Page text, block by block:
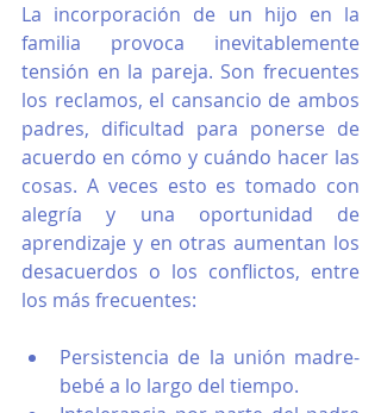
La incorporación de un hijo en la
familia provoca inevitablemente
tensión en la pareja. Son frecuentes
los reclamos, el cansancio de ambos
padres, dificultad para ponerse de
acuerdo en cómo y cuándo hacer las
cosas. A veces esto es tomado con
alegría y una oportunidad de
aprendizaje y en otras aumentan los
desacuerdos o los conflictos, entre
los más frecuentes:
Persistencia de la unión madre-
bebé a lo largo del tiempo.